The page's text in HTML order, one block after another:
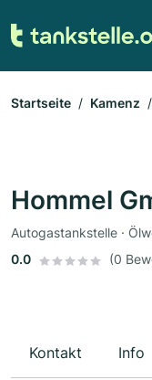
Startseite Kamenz
Hommel
Autogastankstelle ·
0.0
(0
Kontakt Info